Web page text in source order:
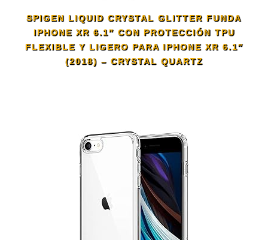
SPIGEN LIQUID CRYSTAL GLITTER FUNDA
IPHONE XR 6.1″ CON PROTECCIÓN TPU
FLEXIBLE Y LIGERO PARA IPHONE XR 6.1″
(2018) – CRYSTAL QUARTZ